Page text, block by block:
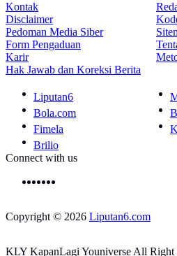
Kontak
Disclaimer
Pedoman Media Siber
Form Pengaduan
Karir
Hak Jawab dan Koreksi Berita
Liputan6
Bola.com
Fimela
Brilio
Connect with us
Copyright © 2026 Liputan6.com
KLY KapanLagi Youniverse All Right